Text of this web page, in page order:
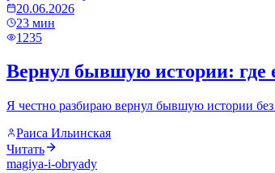
20.06.2026
23 мин
1235
Вернул бывшую истории: где
Я честно разбираю вернул бывшую истории
Раиса Ильинская
Читать
magiya-i-obryady